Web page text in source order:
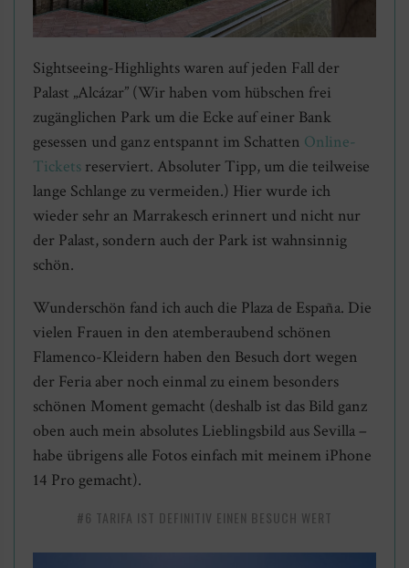
Sightseeing-Highlights waren auf jeden Fall der
Palast „Alcázar” (Wir haben vom hübschen frei
zugänglichen Park um die Ecke auf einer Bank
gesessen und ganz entspannt im Schatten Online-
Tickets reserviert. Absoluter Tipp, um die teilweise
lange Schlange zu vermeiden.) Hier wurde ich
wieder sehr an Marrakesch erinnert und nicht nur
der Palast, sondern auch der Park ist wahnsinnig
schön.
Wunderschön fand ich auch die Plaza de España. Die
vielen Frauen in den atemberaubend schönen
Flamenco-Kleidern haben den Besuch dort wegen
der Feria aber noch einmal zu einem besonders
schönen Moment gemacht (deshalb ist das Bild ganz
oben auch mein absolutes Lieblingsbild aus Sevilla –
habe übrigens alle Fotos einfach mit meinem iPhone
14 Pro gemacht).
#6 TARIFA IST DEFINITIV EINEN BESUCH WERT